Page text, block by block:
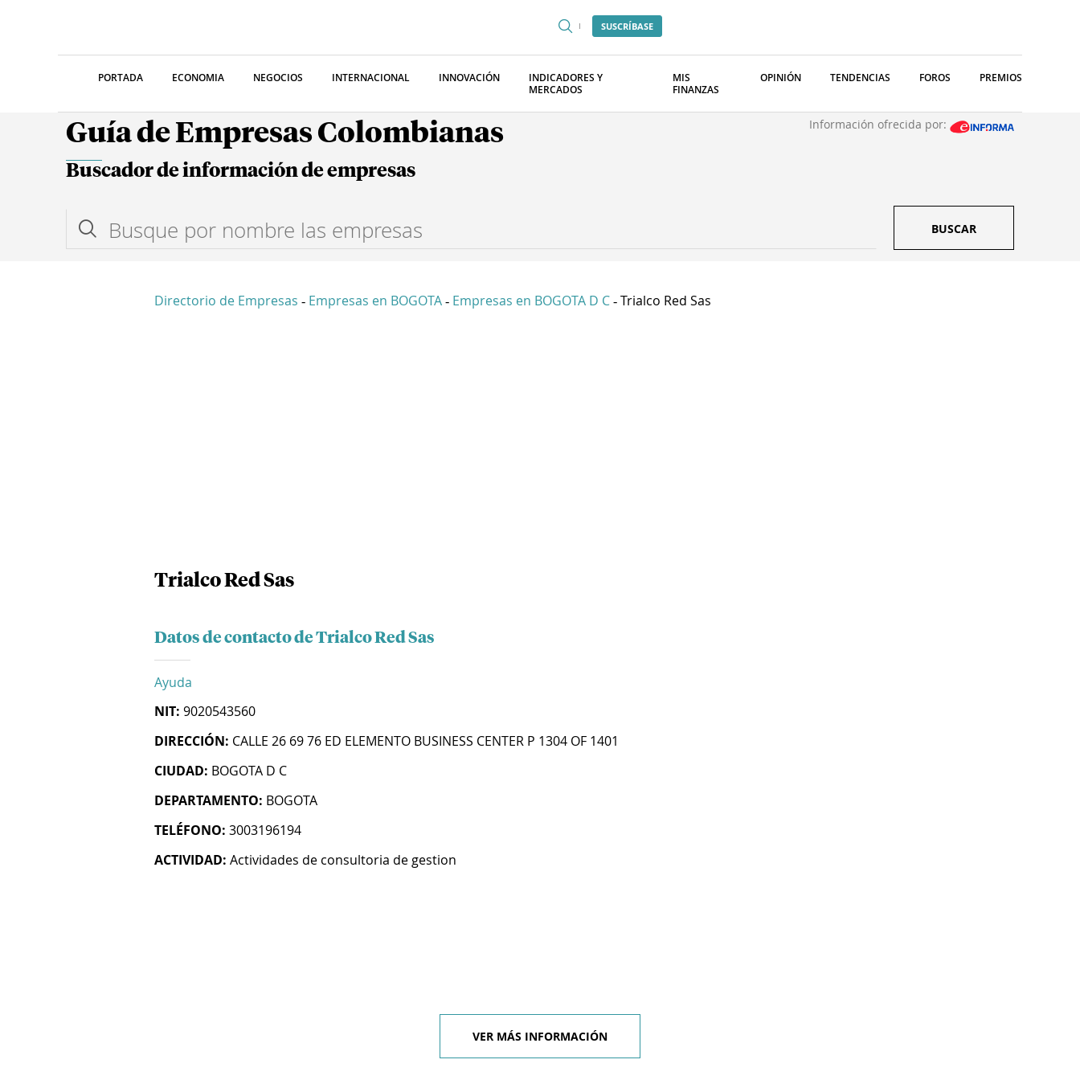
SUSCRÍBASE
PORTADA ECONOMIA NEGOCIOS INTERNACIONAL INNOVACIÓN
INDICADORES Y
MERCADOS
MIS
FINANZAS
OPINIÓN TENDENCIAS FOROS PREMIOS
Guía de Empresas Colombianas Información ofrecida por:
Buscador de información de empresas
BUSCAR
Directorio de Empresas - Empresas en BOGOTA - Empresas en BOGOTA D C - Trialco Red Sas
Trialco Red Sas
Datos de contacto de Trialco Red Sas
Ayuda
NIT: 9020543560
DIRECCIÓN: CALLE 26 69 76 ED ELEMENTO BUSINESS CENTER P 1304 OF 1401
CIUDAD: BOGOTA D C
DEPARTAMENTO: BOGOTA
TELÉFONO: 3003196194
ACTIVIDAD: Actividades de consultoria de gestion
VER MÁS INFORMACIÓN